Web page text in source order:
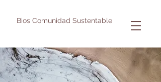
Bios Comunidad Sustentable